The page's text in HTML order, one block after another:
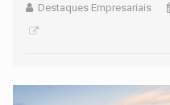
Destaques Empresariais